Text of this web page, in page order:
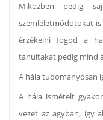
Miközben pedig
szemléletmódotokat
érzékelni fogod a
tanultakat pedig mind
A hála tudományosan
A hála ismételt
vezet az agyban, így